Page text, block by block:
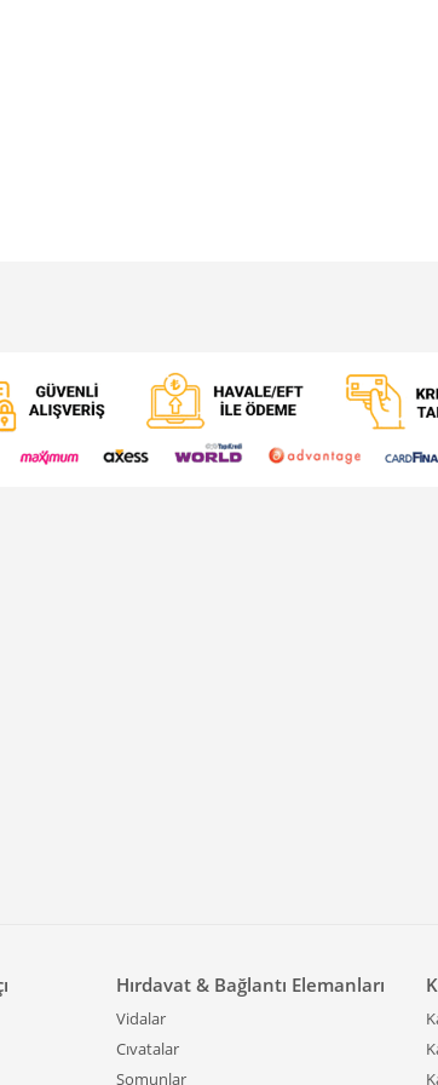
Hırdavat & Bağlantı Elemanları
Vidalar
Cıvatalar
Somunlar